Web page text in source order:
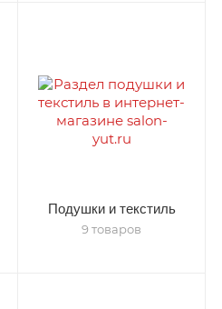
Подушки и текстиль
9 товаров